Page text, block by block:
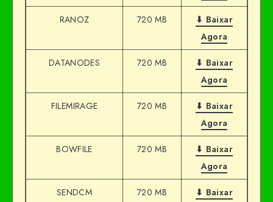
RANOZ 720 MB
⬇ Baixar
Agora
DATANODES 720 MB
⬇ Baixar
Agora
FILEMIRAGE 720 MB
⬇ Baixar
Agora
BOWFILE 720 MB
⬇ Baixar
Agora
SENDCM 720 MB
⬇ Baixar